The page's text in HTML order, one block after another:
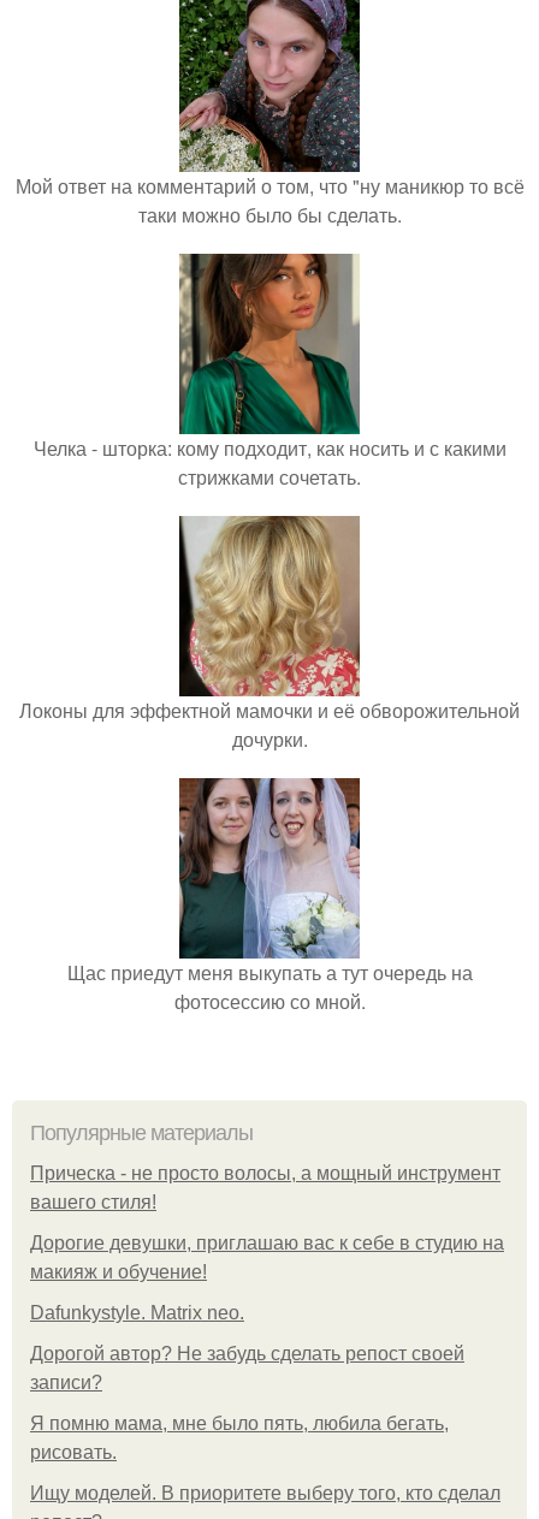
Мой ответ на комментарий о том, что "ну маникюр то всё
таки можно было бы сделать.
Челка - шторка: кому подходит, как носить и с какими
стрижками сочетать.
Локоны для эффектной мамочки и её обворожительной
дочурки.
Щас приедут меня выкупать а тут очередь на
фотосессию со мной.
Популярные материалы
Прическа - не просто волосы, а мощный инструмент
вашего стиля!
Дорогие девушки, приглашаю вас к себе в студию на
макияж и обучение!
Dafunkystyle. Matrix neo.
Дорогой автор? Не забудь сделать репост своей
записи?
Я помню мама, мне было пять, любила бегать,
рисовать.
Ищу моделей. В приоритете выберу того, кто сделал